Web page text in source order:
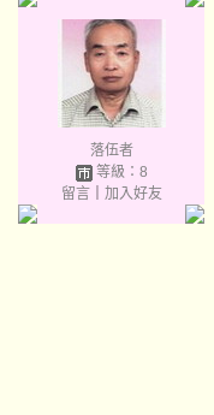
落伍者
等級：8
留言｜ 加入好友